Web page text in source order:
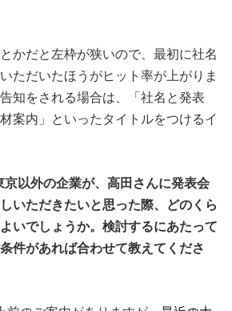
かだと左枠が狭いので、最初に社名
ただいたほうがヒット率が上がりま
知をされる場合は、「社名と発表
案内」といったタイトルをつけるイ
以外の企業が、高田さんに発表会
いただきたいと思った際、どのくら
いでしょうか。検討するにあたって
件があれば合わせて教えてくださ